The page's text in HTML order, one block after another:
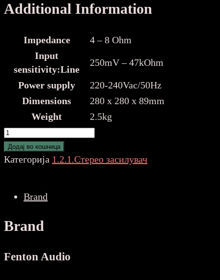
Additional Information
Impedance
4 – 8 Ohm
Input
sensitivity:Line
250mV – 47kOhm
Power supply
220-240Vac/50Hz
Dimensions
280 x 280 x 89mm
Weight
2.5kg
Fenton
AV-
120BT
Додај во кошница
Категорија 1.2.1.Стерео засилувач
Brand
Brand
Fenton Audio